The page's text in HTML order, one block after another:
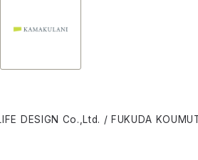
DESIGN Co.,Ltd. / FUKUDA